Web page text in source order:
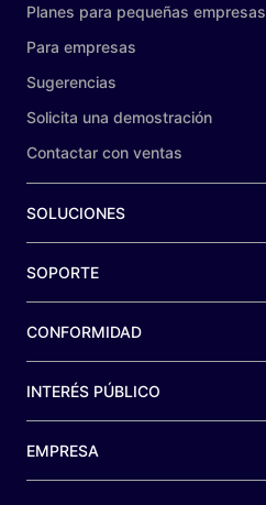
Planes para pequeñas empresas
Para empresas
Sugerencias
Solicita una demostración
Contactar con ventas
SOLUCIONES
SOPORTE
CONFORMIDAD
INTERÉS PÚBLICO
EMPRESA